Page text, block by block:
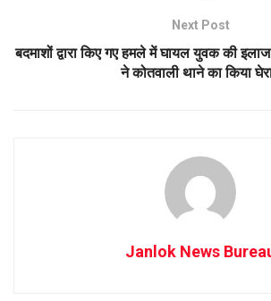
Next Post
बदमाशों द्वारा किए गए हमले में घायल युवक की इलाज
ने कोतवाली थाने का किया
Janlok News